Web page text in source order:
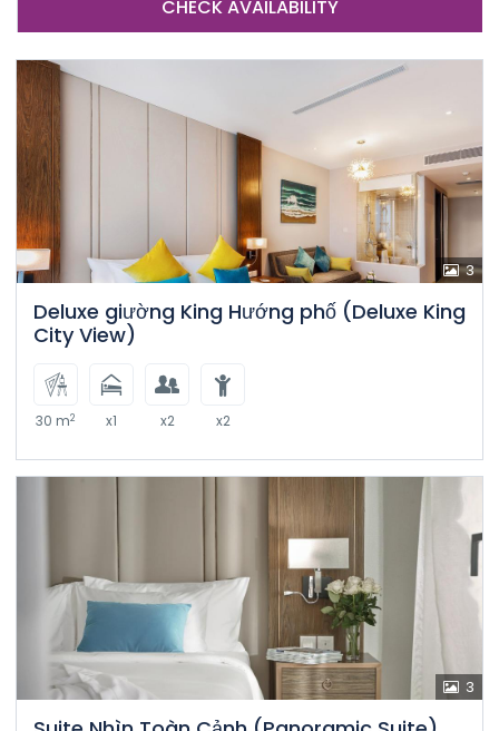
CHECK AVAILABILITY
3
Deluxe giường King Hướng phố (Deluxe King
City View)
30 m2 x1 x2 x2
3